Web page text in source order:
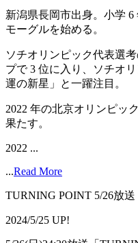
新潟県長岡市出身。小学
モーグルを始める。
ソチオリンピック代表選
プで 3 位に入り、ソチオ
運の新星」と一躍注目。
2022 年の北京オリンピッ
果たす。
2022 ...
...Read More
TURNING POINT 5/26放
2024/5/25 UP!